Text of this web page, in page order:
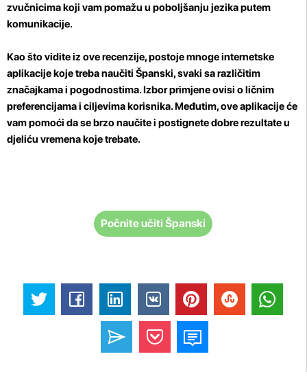
zvučnicima koji vam pomažu u poboljšanju jezika putem
komunikacije.
Kao što vidite iz ove recenzije, postoje mnoge internetske
aplikacije koje treba naučiti Španski, svaki sa različitim
značajkama i pogodnostima. Izbor primjene ovisi o ličnim
preferencijama i ciljevima korisnika. Međutim, ove aplikacije će
vam pomoći da se brzo naučite i postignete dobre rezultate u
djeliću vremena koje trebate.
Počnite učiti Španski